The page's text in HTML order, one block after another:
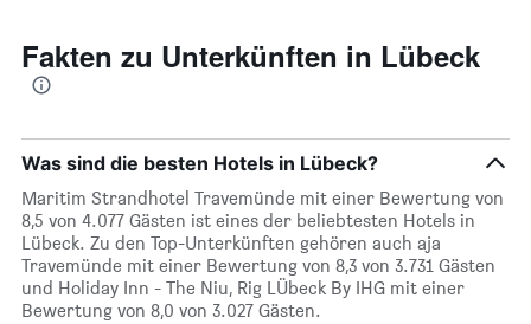
Fakten zu Unterkünften in Lübeck
Was sind die besten Hotels in Lübeck?
Maritim Strandhotel Travemünde mit einer Bewertung von
8,5 von 4.077 Gästen ist eines der beliebtesten Hotels in
Lübeck. Zu den Top-Unterkünften gehören auch aja
Travemünde mit einer Bewertung von 8,3 von 3.731 Gästen
und Holiday Inn - The Niu, Rig LÜbeck By IHG mit einer
Bewertung von 8,0 von 3.027 Gästen.